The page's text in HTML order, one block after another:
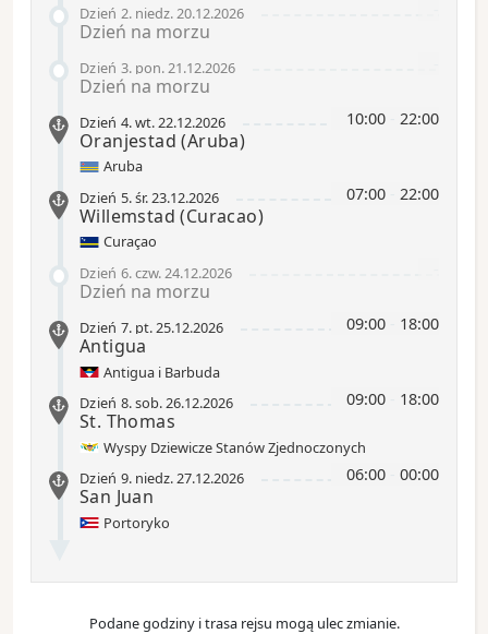
Dzień 2. niedz.20.12.2026
Dzień na morzu
Dzień 3. pon.21.12.2026
Dzień na morzu
10:00 22:00
Dzień 4.wt.22.12.2026
Oranjestad (Aruba)
Aruba
07:00 22:00
Dzień 5.śr.23.12.2026
Willemstad(Curacao)
Curaçao
Dzień 6.czw.24.12.2026
Dzień na morzu
09:00 18:00
Dzień 7. pt.25.12.2026
Antigua
Antigua i Barbuda
09:00 18:00
Dzień 8.sob.26.12.2026
St. Thomas
Wyspy Dziewicze Stanów Zjednoczonych
06:00 00:00
Dzień 9. niedz.27.12.2026
San Juan
Portoryko
Podane godziny i trasa rejsu mogą ulec zmianie.